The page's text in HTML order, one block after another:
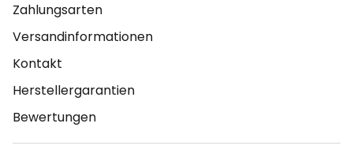
Zahlungsarten
Versandinformationen
Kontakt
Herstellergarantien
Bewertungen